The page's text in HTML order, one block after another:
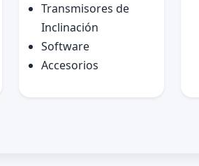
Transmisores de
Inclinación
Software
Accesorios